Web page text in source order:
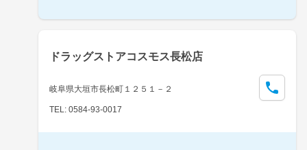
ドラッグストアコスモス長松店
岐阜県大垣市長松町１２５１－２
TEL: 0584-93-0017